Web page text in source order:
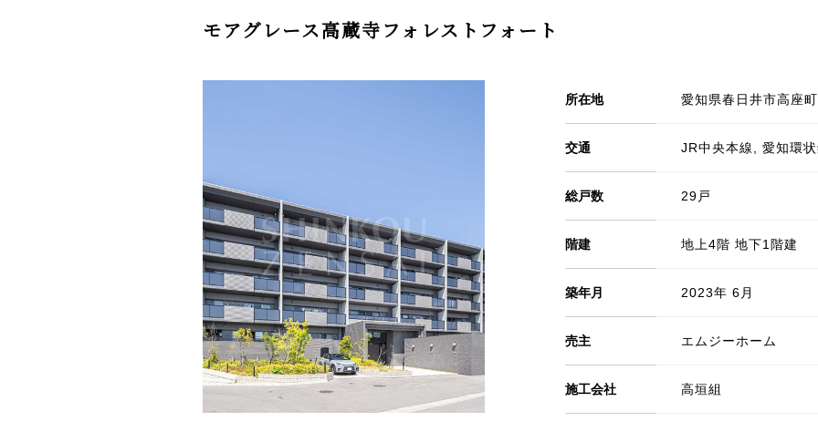
モアグレース高蔵寺フォレストフォート
所在地 愛知県春日井市高座
交通 JR中央本線, 愛知環
総戸数 29戸
階建 地上4階 地下1階建
築年月 2023年 6月
売主 エムジーホーム
施工会社 高垣組